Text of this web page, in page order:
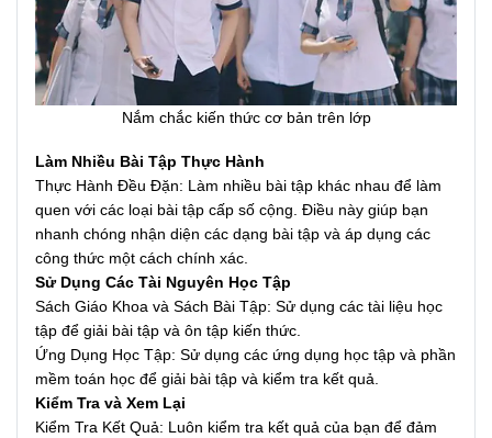
Nắm chắc kiến thức cơ bản trên lớp
Làm Nhiều Bài Tập Thực Hành
Thực Hành Đều Đặn: Làm nhiều bài tập khác nhau để làm
quen với các loại bài tập cấp số cộng. Điều này giúp bạn
nhanh chóng nhận diện các dạng bài tập và áp dụng các
công thức một cách chính xác.
Sử Dụng Các Tài Nguyên Học Tập
Sách Giáo Khoa và Sách Bài Tập: Sử dụng các tài liệu học
tập để giải bài tập và ôn tập kiến thức.
Ứng Dụng Học Tập: Sử dụng các ứng dụng học tập và phần
mềm toán học để giải bài tập và kiểm tra kết quả.
Kiểm Tra và Xem Lại
Kiểm Tra Kết Quả: Luôn kiểm tra kết quả của bạn để đảm